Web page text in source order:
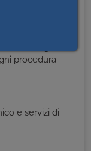
procedura
e servizi di